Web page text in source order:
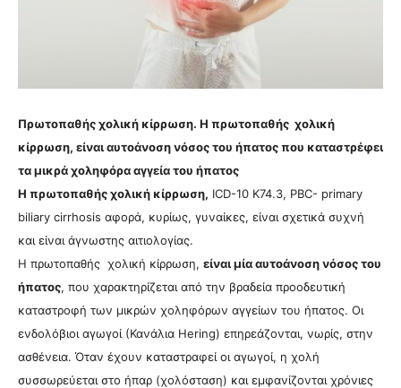
Πρωτοπαθής χολική κίρρωση. Η πρωτοπαθής χολική
κίρρωση, είναι αυτοάνοση νόσος του ήπατος που καταστρέφει
τα μικρά χοληφόρα αγγεία του ήπατος
Η πρωτοπαθής χολική κίρρωση, ICD-10 K74.3, PBC- primary
biliary cirrhosis αφορά, κυρίως, γυναίκες, είναι σχετικά συχνή
και είναι άγνωστης αιτιολογίας.
Η πρωτοπαθής χολική κίρρωση, είναι μία αυτοάνοση νόσος του
ήπατος, που χαρακτηρίζεται από την βραδεία προοδευτική
καταστροφή των μικρών χοληφόρων αγγείων του ήπατος. Οι
ενδολόβιοι αγωγοί (Κανάλια Hering) επηρεάζονται, νωρίς, στην
ασθένεια. Όταν έχουν καταστραφεί οι αγωγοί, η χολή
συσσωρεύεται στο ήπαρ (χολόσταση) και εμφανίζονται χρόνιες